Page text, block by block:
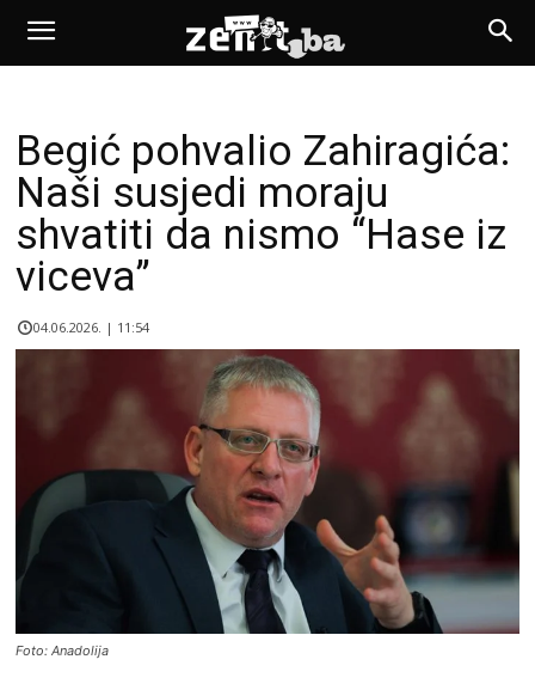
Begić pohvalio Zahiragića:
Naši susjedi moraju
shvatiti da nismo “Hase iz
viceva”
04.06.2026. | 11:54
Foto: Anadolija